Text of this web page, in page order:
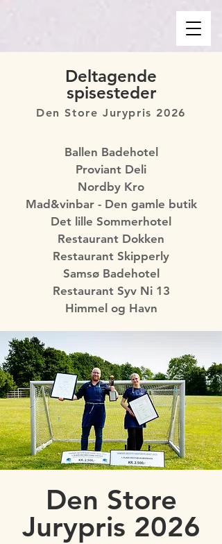
Deltagende
spisesteder
Den Store Jurypris 2026
Ballen Badehotel
Proviant Deli
Nordby Kro
Mad&vinbar - Den gamle butik
Det lille Sommerhotel
Restaurant Dokken
Restaurant Skipperly
Samsø Badehotel
Restaurant Syv Ni 13
Himmel og Havn
Den Store
Jurypris 2026